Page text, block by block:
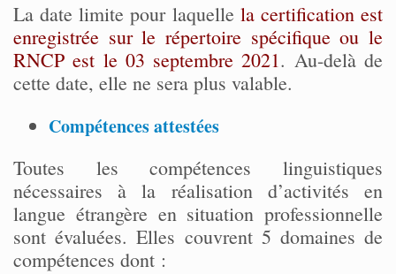
La date limite pour laquelle la certification est
enregistrée sur le répertoire spécifique ou le
RNCP est le 03 septembre 2021. Au-delà de
cette date, elle ne sera plus valable.
Compétences attestées
Toutes les compétences linguistiques
nécessaires à la réalisation d’activités en
langue étrangère en situation professionnelle
sont évaluées. Elles couvrent 5 domaines de
compétences dont :